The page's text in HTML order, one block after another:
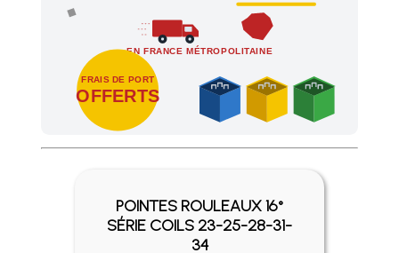
EN FRANCE MÉTROPOLITAINE
FRAIS DE PORT
OFFERTS
Profitez des Frais de port offerts en France
POINTES ROULEAUX 16°
SÉRIE COILS 23-25-28-31-
34